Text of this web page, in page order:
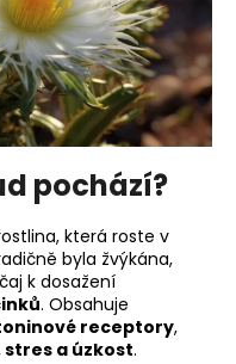
pochází?
která roste v
byla žvýkána,
k dosažení
. Obsahuje
receptory,
stres a úzkost.